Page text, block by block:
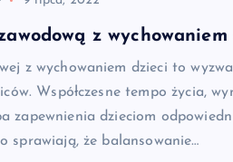
z wychowaniem
z wychowaniem dzieci to
Współczesne tempo życia,
zapewnienia dzieciom
sprawiają, że balansowanie…